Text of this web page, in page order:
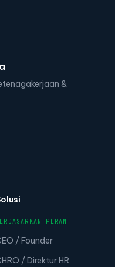
&
PERAN
/ Founder
/ Direktur HR